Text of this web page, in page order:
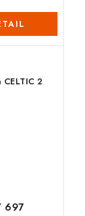
2
697